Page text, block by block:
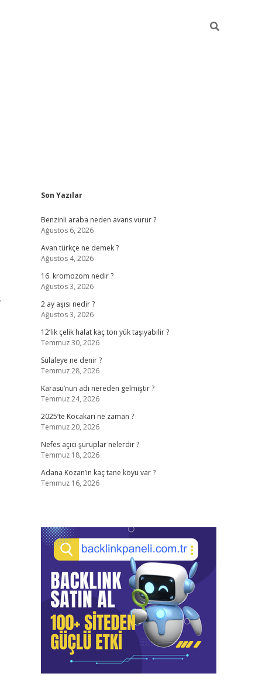
Sidebar
Son Yazılar
Benzinli araba neden avans vurur ?
Ağustos 6, 2026
Avan türkçe ne demek ?
Ağustos 4, 2026
16. kromozom nedir ?
Ağustos 3, 2026
2 ay aşısı nedir ?
Ağustos 3, 2026
12’lik çelik halat kaç ton yük taşıyabilir ?
Temmuz 30, 2026
Sülaleye ne denir ?
Temmuz 28, 2026
Karasu’nun adı nereden gelmiştir ?
Temmuz 24, 2026
2025’te Kocakarı ne zaman ?
Temmuz 20, 2026
Nefes açıcı şuruplar nelerdir ?
Temmuz 18, 2026
Adana Kozan’ın kaç tane köyü var ?
Temmuz 16, 2026